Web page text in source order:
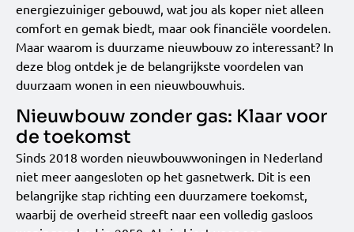
energiezuiniger gebouwd, wat jou als koper niet alleen
comfort en gemak biedt, maar ook financiële voordelen.
Maar waarom is duurzame nieuwbouw zo interessant? In
deze blog ontdek je de belangrijkste voordelen van
duurzaam wonen in een nieuwbouwhuis.
Nieuwbouw zonder gas: Klaar voor
de toekomst
Sinds 2018 worden nieuwbouwwoningen in Nederland
niet meer aangesloten op het gasnetwerk. Dit is een
belangrijke stap richting een duurzamere toekomst,
waarbij de overheid streeft naar een volledig gasloos